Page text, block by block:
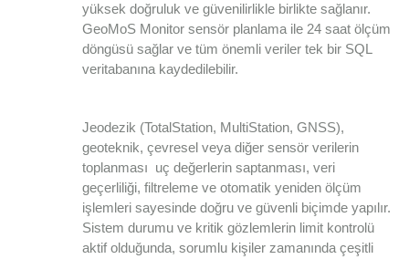
yüksek doğruluk ve güvenilirlikle birlikte sağlanır.
GeoMoS Monitor sensör planlama ile 24 saat ölçüm
döngüsü sağlar ve tüm önemli veriler tek bir SQL
veritabanına kaydedilebilir.
Jeodezik (TotalStation, MultiStation, GNSS),
geoteknik, çevresel veya diğer sensör verilerin
toplanması uç değerlerin saptanması, veri
geçerliliği, filtreleme ve otomatik yeniden ölçüm
işlemleri sayesinde doğru ve güvenli biçimde yapılır.
Sistem durumu ve kritik gözlemlerin limit kontrolü
aktif olduğunda, sorumlu kişiler zamanında çeşitli